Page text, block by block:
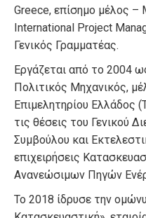
Greece, επίσημο μέλος
International Project
Γενικός Γραμματέας.
Εργάζεται από το 2004
Πολιτικός Μηχανικός,
Επιμελητηρίου Ελλάδος
τις θέσεις του Γενικού
Συμβούλου και
επιχειρήσεις
Ανανεώσιμων Πηγών
Το 2018 ίδρυσε την